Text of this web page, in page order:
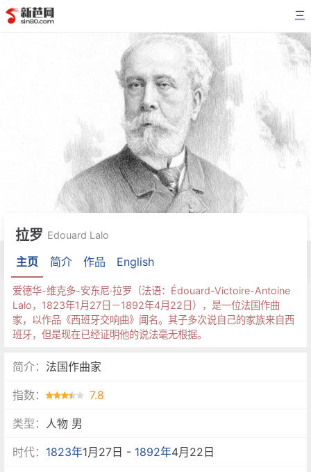
三
拉罗 Edouard Lalo
主页 简介 作品 English
爱德华-维克多-安东尼·拉罗（法语：Édouard-Victoire-Antoine
Lalo，1823年1月27日－1892年4月22日），是一位法国作曲
家，以作品《西班牙交响曲》闻名。其子多次说自己的家族来自西
班牙，但是现在已经证明他的说法毫无根据。
简介： 法国作曲家
指数： 7.8
类型： 人物 男
时代： 1823年1月27日 - 1892年4月22日